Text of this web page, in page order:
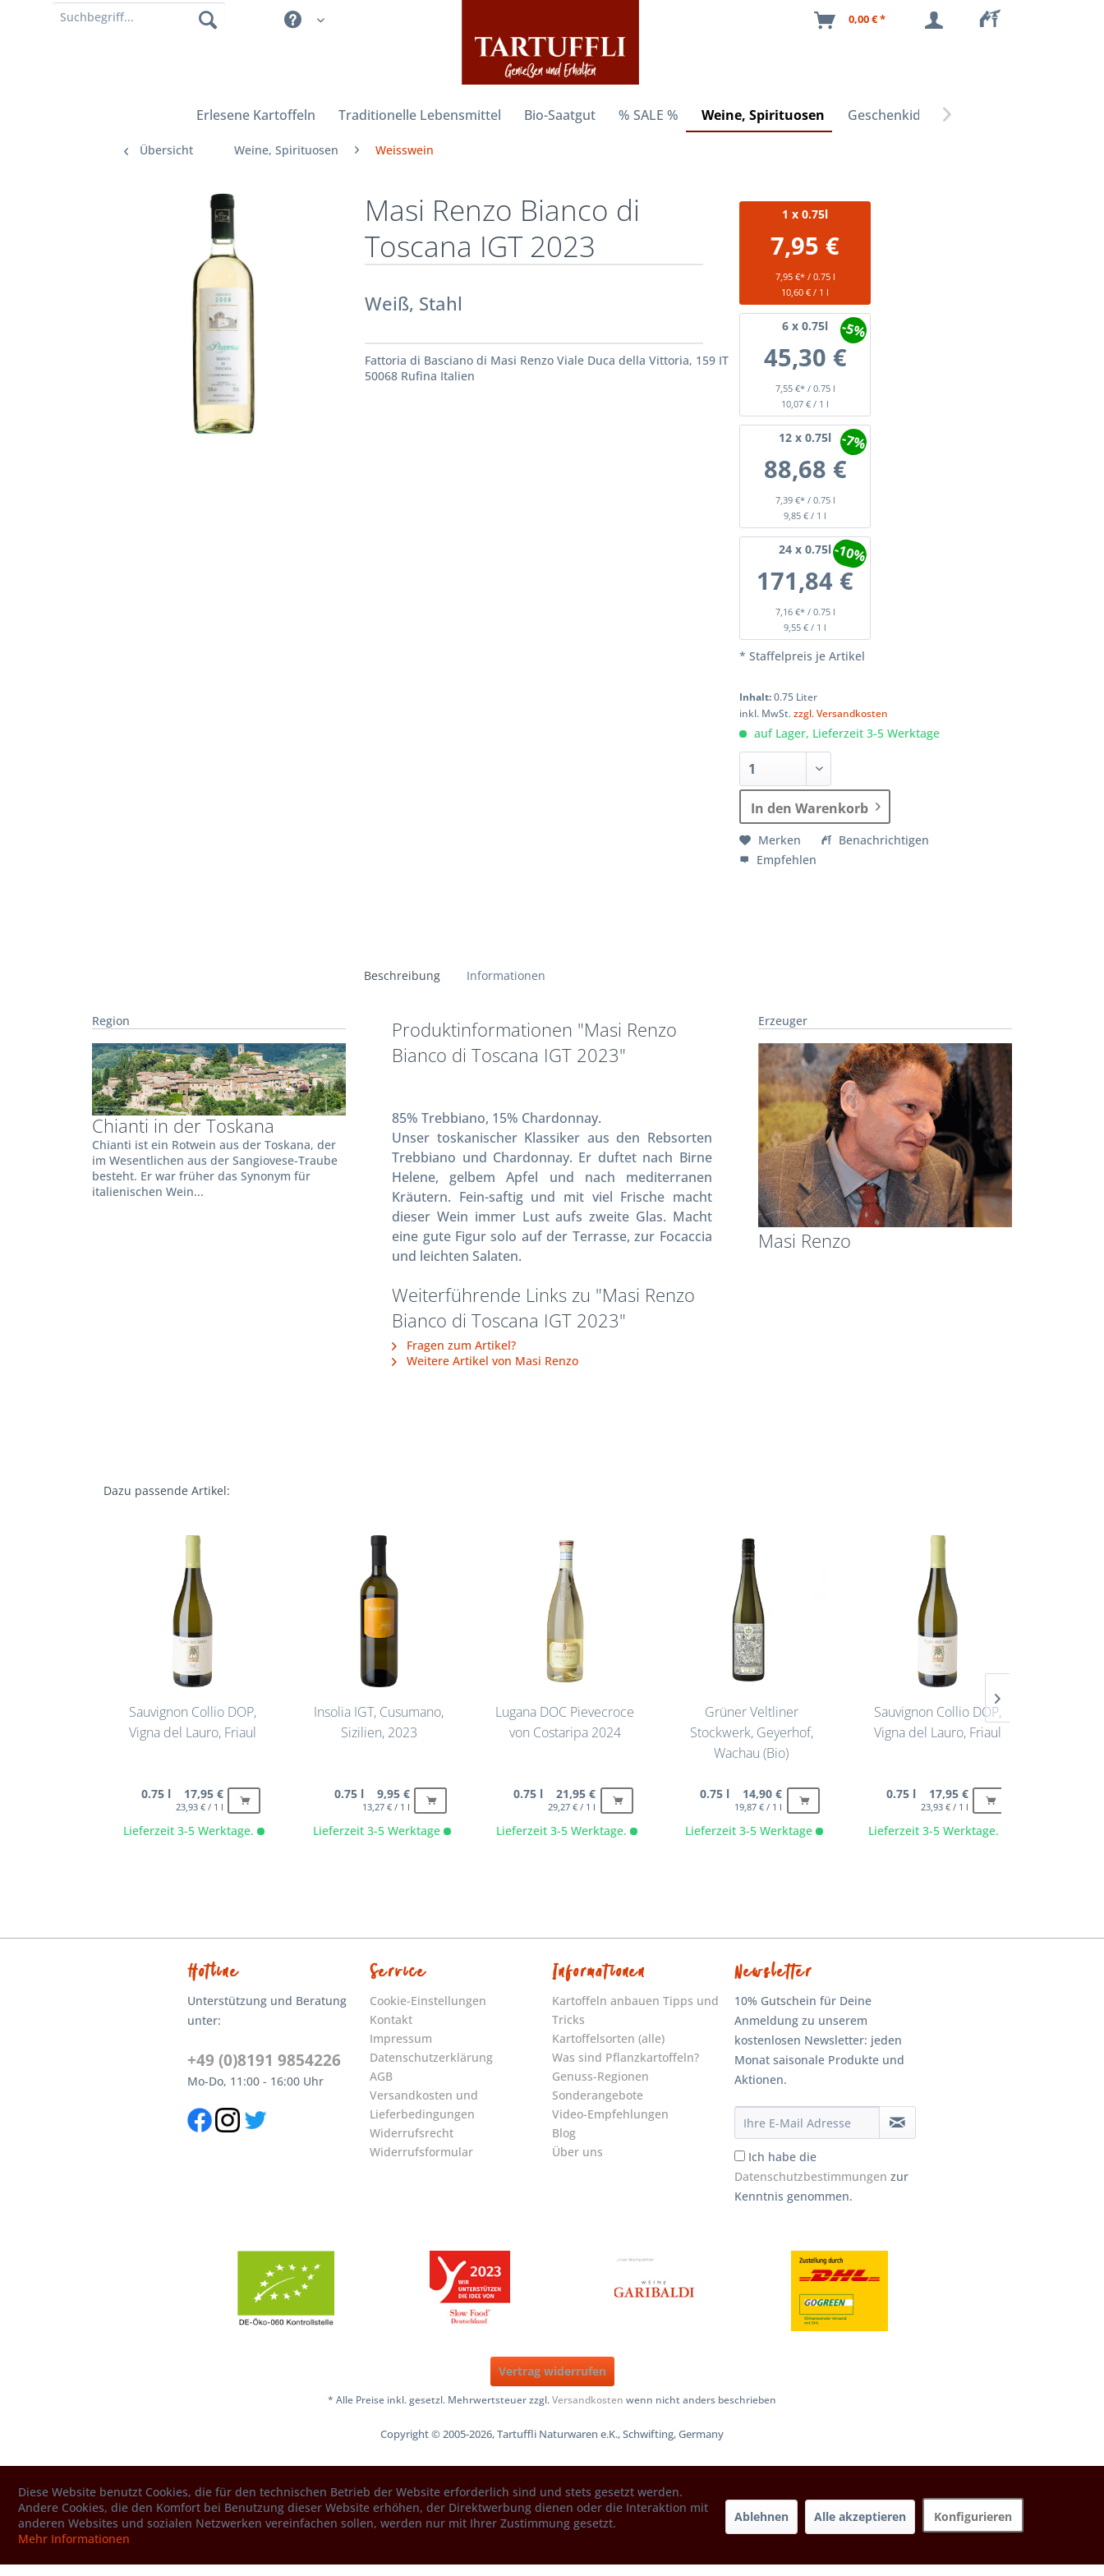
0,00 € *
Erlesene Kartoffeln Traditionelle Lebensmittel Bio-Saatgut % SALE % Weine, Spirituosen Geschenkideen
Übersicht Weine, Spirituosen Weisswein
Masi Renzo Bianco di
Toscana IGT 2023
Weiß, Stahl
Fattoria di Basciano di Masi Renzo Viale Duca della Vittoria, 159 IT
50068 Rufina Italien
1 x 0.75l
7,95 €
7,95 €* / 0.75 l
10,60 € / 1 l
6 x 0.75l
45,30 €
7,55 €* / 0.75 l
-5%
10,07 € / 1 l
12 x 0.75l
88,68 €
7,39 €* / 0.75 l
-7%
9,85 € / 1 l
24 x 0.75l
171,84 €
7,16 €* / 0.75 l
-10%
9,55 € / 1 l
* Staffelpreis je Artikel
Inhalt:0.75 Liter
inkl. MwSt.zzgl. Versandkosten
auf Lager, Lieferzeit 3-5 Werktage
In den Warenkorb
Merken
Benachrichtigen
Empfehlen
Region
Chianti in der Toskana
Chianti ist ein Rotwein aus der Toskana, der
im Wesentlichen aus der Sangiovese-Traube
besteht. Er war früher das Synonym für
italienischen Wein...
Beschreibung Informationen
Produktinformationen "Masi Renzo
Bianco di Toscana IGT 2023"
85% Trebbiano, 15% Chardonnay.
Unser toskanischer Klassiker aus den Rebsorten
Trebbiano und Chardonnay. Er duftet nach Birne
Helene, gelbem Apfel und nach mediterranen
Kräutern. Fein-saftig und mit viel Frische macht
dieser Wein immer Lust aufs zweite Glas. Macht
eine gute Figur solo auf der Terrasse, zur Focaccia
und leichten Salaten.
Weiterführende Links zu "Masi Renzo
Bianco di Toscana IGT 2023"
Fragen zum Artikel?
Weitere Artikel von Masi Renzo
Erzeuger
Masi Renzo
Dazu passende Artikel:
Sauvignon Collio DOP,
Vigna del Lauro, Friaul
Lieferzeit 3-5 Werktage.
0.75 l 17,95 €
23,93 € / 1 l
Insolia IGT, Cusumano,
Sizilien, 2023
Lieferzeit 3-5 Werktage
0.75 l 9,95 €
13,27 € / 1 l
Lugana DOC Pievecroce
von Costaripa 2024
Lieferzeit 3-5 Werktage.
0.75 l 21,95 €
29,27 € / 1 l
Grüner Veltliner
Stockwerk, Geyerhof,
Wachau (Bio)
Lieferzeit 3-5 Werktage
0.75 l 14,90 €
19,87 € / 1 l
Sauvignon Collio DOP,
Vigna del Lauro, Friaul
Lieferzeit 3-5 Werktage.
0.75 l 17,95 €
23,93 € / 1 l
Hotline
Unterstützung und Beratung
unter:
+49 (0)8191 9854226
Mo-Do, 11:00 - 16:00 Uhr
Service
Cookie-Einstellungen
Kontakt
Impressum
Datenschutzerklärung
AGB
Versandkosten und
Lieferbedingungen
Widerrufsrecht
Widerrufsformular
Informationen
Kartoffeln anbauen Tipps und
Tricks
Kartoffelsorten (alle)
Was sind Pflanzkartoffeln?
Genuss-Regionen
Sonderangebote
Video-Empfehlungen
Blog
Über uns
Newsletter
10% Gutschein für Deine
Anmeldung zu unserem
kostenlosen Newsletter: jeden
Monat saisonale Produkte und
Aktionen.
Ich habe die
Datenschutzbestimmungen zur
Kenntnis genommen.
Vertrag widerrufen
* Alle Preise inkl. gesetzl. Mehrwertsteuer zzgl.Versandkosten wenn nicht anders beschrieben
Copyright © 2005-2026, Tartuffli Naturwaren e.K., Schwifting, Germany
Diese Website benutzt Cookies, die für den technischen Betrieb der Website erforderlich sind und stets gesetzt werden.
Andere Cookies, die den Komfort bei Benutzung dieser Website erhöhen, der Direktwerbung dienen oder die Interaktion mit
anderen Websites und sozialen Netzwerken vereinfachen sollen, werden nur mit Ihrer Zustimmung gesetzt.
Mehr Informationen
Ablehnen Alle akzeptieren Konfigurieren